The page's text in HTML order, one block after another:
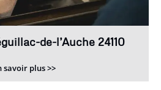
de-l’Auche 24110
savoir plus >>